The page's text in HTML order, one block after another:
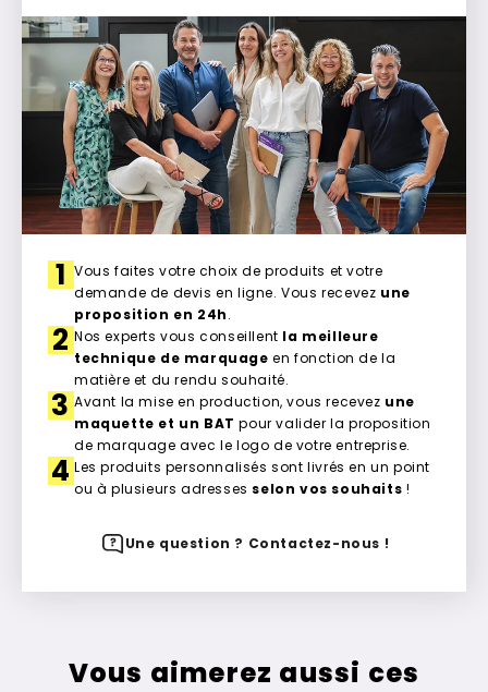
1 Vous faites votre choix de produits et votre
demande de devis en ligne. Vous recevez une
proposition en 24h.
2 Nos experts vous conseillent la meilleure
technique de marquage en fonction de la
matière et du rendu souhaité.
3Avant la mise en production, vous recevez une
maquette et un BAT pour valider la proposition
de marquage avec le logo de votre entreprise.
4Les produits personnalisés sont livrés en un point
ou à plusieurs adresses selon vos souhaits !
Une question ? Contactez-nous !
Vous aimerez aussi ces